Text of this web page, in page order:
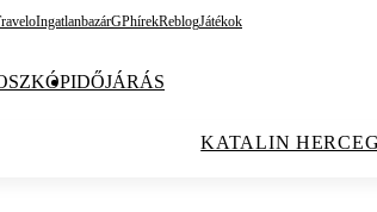
IngatlanbazárGPhírekReblogJátékok
IDŐJÁRÁS
KATALIN